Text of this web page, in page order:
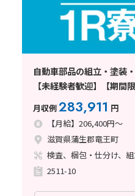
自動車部品の組立・塗装
【未経験者歓迎】【期間
月収例283,911 円
【月給】206,400円～
滋賀県蒲生郡竜王町
2511-10